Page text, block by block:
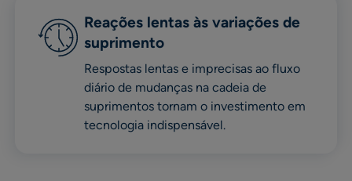
Reações lentas às variações de
suprimento
Respostas lentas e imprecisas ao fluxo
diário de mudanças na cadeia de
suprimentos tornam o investimento em
tecnologia indispensável.